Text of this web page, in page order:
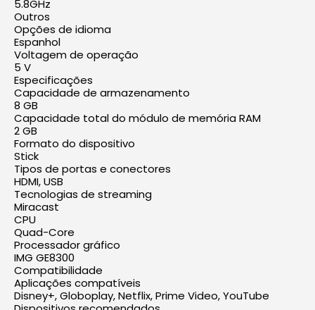
5.8GHz
Outros
Opções de idioma
Espanhol
Voltagem de operação
5 V
Especificações
Capacidade de armazenamento
8 GB
Capacidade total do módulo de memória RAM
2 GB
Formato do dispositivo
Stick
Tipos de portas e conectores
HDMI, USB
Tecnologias de streaming
Miracast
CPU
Quad-Core
Processador gráfico
IMG GE8300
Compatibilidade
Aplicações compatíveis
Disney+, Globoplay, Netflix, Prime Video, YouTube